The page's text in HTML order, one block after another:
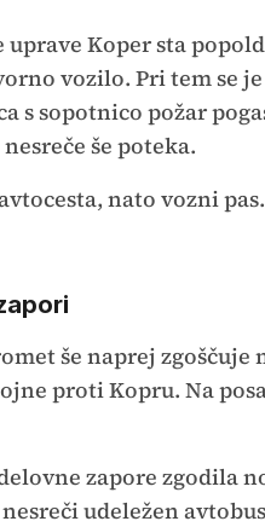
Koper sta
vozilo. Pri tem se
s sopotnico požar
še poteka.
nato vozni pas.
še naprej zgoščuje
proti Kopru. Na
zapore zgodila
udeležen